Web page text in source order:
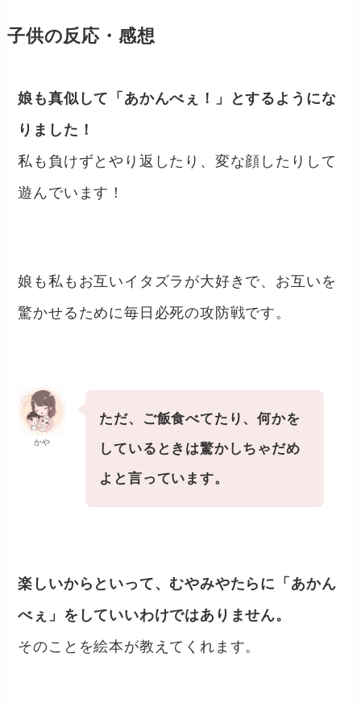
子供の反応・感想
娘も真似して「あかんべぇ！」とするようにな
りました！
私も負けずとやり返したり、変な顔したりして
遊んでいます！
娘も私もお互いイタズラが大好きで、お互いを
驚かせるために毎日必死の攻防戦です。
かや
ただ、ご飯食べてたり、何かを
しているときは驚かしちゃだめ
よと言っています。
楽しいからといって、むやみやたらに「あかん
べぇ」をしていいわけではありません。
そのことを絵本が教えてくれます。